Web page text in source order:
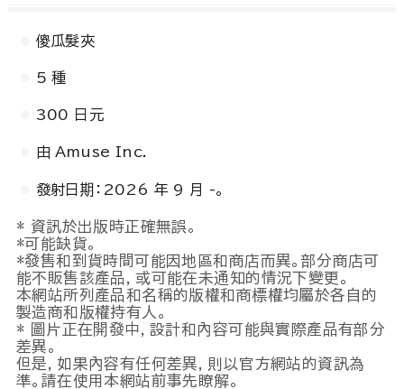
傻瓜髮夾
5 種
300 日元
由 Amuse Inc.
發射日期：2026 年 9 月 -。
* 資訊於出版時正確無誤。
*可能缺貨。
*發售和到貨時間可能因地區和商店而異。部分商店可
能不販售該產品，或可能在未通知的情況下變更。
本網站所列產品和名稱的版權和商標權均屬於各自的
製造商和版權持有人。
* 圖片正在開發中，設計和內容可能與實際產品有部分
差異。
但是，如果內容有任何差異，則以官方網站的資訊為
準。請在使用本網站前事先瞭解。